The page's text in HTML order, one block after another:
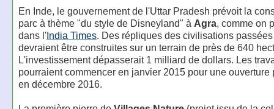
En Inde, le gouvernement de l'Uttar Pradesh prévoit la
parc à thème "du style de Disneyland" à Agra, comme on
dans l'India Times. Des répliques des civilisations
devraient être construites sur un terrain de près de 640
L'investissement dépasserait 1 milliard de dollars. Les
pourraient commencer en janvier 2015 pour une ouverture
en décembre 2016.